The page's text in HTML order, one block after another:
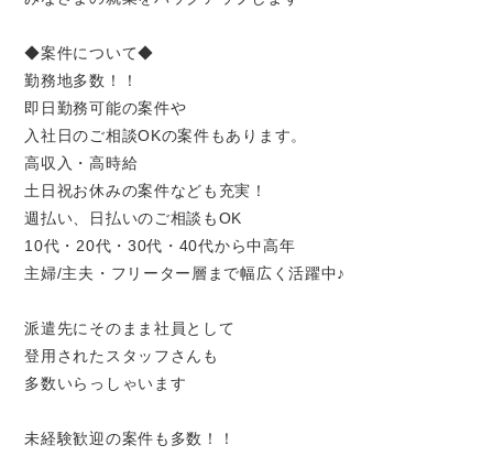
◆案件について◆
勤務地多数！！
即日勤務可能の案件や
入社日のご相談OKの案件もあります。
高収入・高時給
土日祝お休みの案件なども充実！
週払い、日払いのご相談もOK
10代・20代・30代・40代から中高年
主婦/主夫・フリーター層まで幅広く活躍中♪
派遣先にそのまま社員として
登用されたスタッフさんも
多数いらっしゃいます
未経験歓迎の案件も多数！！